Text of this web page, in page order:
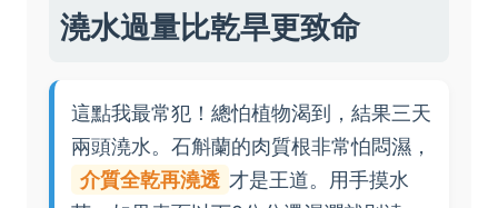
澆水過量比乾旱更致命
這點我最常犯！總怕植物渴到，結果三天
兩頭澆水。石斛蘭的肉質根非常怕悶濕，
介質全乾再澆透 才是王道。用手摸水